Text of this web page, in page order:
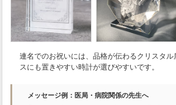
連名でのお祝いには、品格が伝わるクリスタ
スにも置きやすい時計が選びやすいです。
メッセージ例：医局・病院関係の先生へ